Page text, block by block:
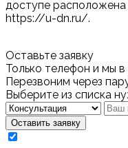
доступе
https://u-dn.ru/.
Оставьте заявку
Только телефон и мы в
Перезвоним через
Выберите из списка
Оставить заявку